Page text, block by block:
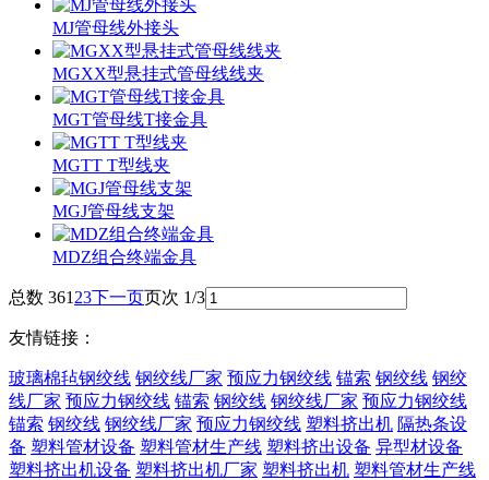
MJ管母线外接头
MGXX型悬挂式管母线线夹
MGT管母线T接金具
MGTT T型线夹
MGJ管母线支架
MDZ组合终端金具
总数 361 23下一页页次 1/3
友情链接：
玻璃棉毡钢绞线 钢绞线厂家 预应力钢绞线 锚索 钢绞线 钢绞
线厂家 预应力钢绞线 锚索 钢绞线 钢绞线厂家 预应力钢绞线
锚索 钢绞线 钢绞线厂家 预应力钢绞线 塑料挤出机 隔热条设
备 塑料管材设备 塑料管材生产线 塑料挤出设备 异型材设备
塑料挤出机设备 塑料挤出机厂家 塑料挤出机 塑料管材生产线